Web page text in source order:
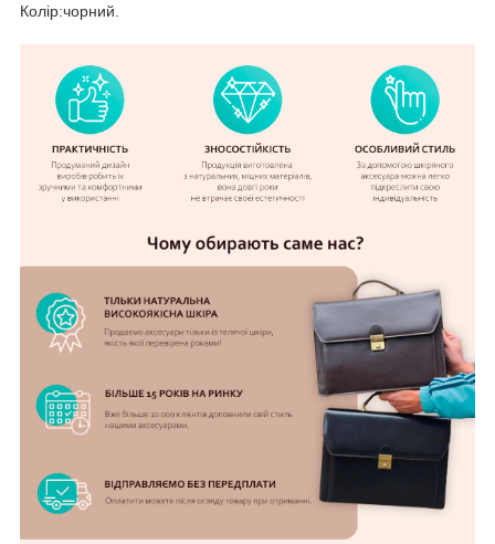
Колір:чорний.